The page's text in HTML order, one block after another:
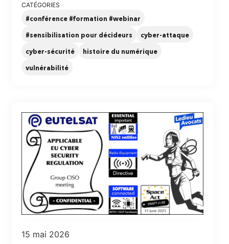
CATÉGORIES
#conférence #formation #webinar
#sensibilisation pour décideurs cyber-attaque
cyber-sécurité histoire du numérique
vulnérabilité
15 mai 2026